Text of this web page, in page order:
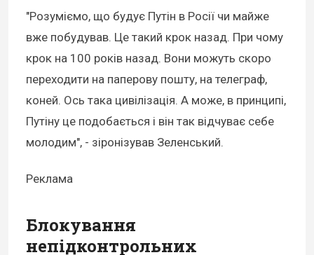
"Розуміємо, що будує Путін в Росії чи майже
вже побудував. Це такий крок назад. При чому
крок на 100 років назад. Вони можуть скоро
переходити на паперову пошту, на телеграф,
коней. Ось така цивілізація. А може, в принципі,
Путіну це подобається і він так відчуває себе
молодим", - зіронізував Зеленський.
Реклама
Блокування
непідконтрольних